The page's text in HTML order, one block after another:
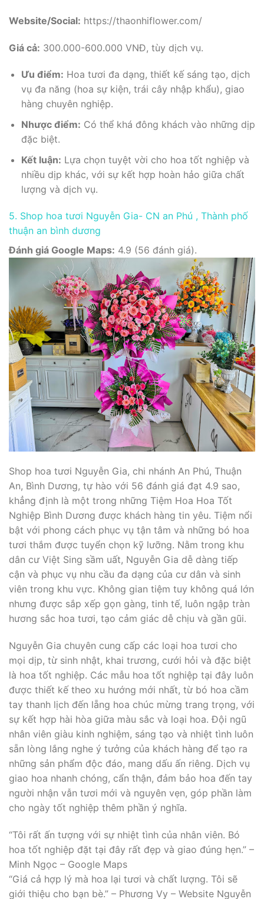
Website/Social: https://thaonhiflower.com/
Giá cả: 300.000-600.000 VNĐ, tùy dịch vụ.
Ưu điểm: Hoa tươi đa dạng, thiết kế sáng tạo, dịch
vụ đa năng (hoa sự kiện, trái cây nhập khẩu), giao
hàng chuyên nghiệp.
Nhược điểm: Có thể khá đông khách vào những dịp
đặc biệt.
Kết luận: Lựa chọn tuyệt vời cho hoa tốt nghiệp và
nhiều dịp khác, với sự kết hợp hoàn hảo giữa chất
lượng và dịch vụ.
5. Shop hoa tươi Nguyễn Gia- CN an Phú , Thành phố
thuận an bình dương
Đánh giá Google Maps: 4.9 (56 đánh giá).
Shop hoa tươi Nguyễn Gia, chi nhánh An Phú, Thuận
An, Bình Dương, tự hào với 56 đánh giá đạt 4.9 sao,
khẳng định là một trong những Tiệm Hoa Hoa Tốt
Nghiệp Bình Dương được khách hàng tin yêu. Tiệm nổi
bật với phong cách phục vụ tận tâm và những bó hoa
tươi thắm được tuyển chọn kỹ lưỡng. Nằm trong khu
dân cư Việt Sing sầm uất, Nguyễn Gia dễ dàng tiếp
cận và phục vụ nhu cầu đa dạng của cư dân và sinh
viên trong khu vực. Không gian tiệm tuy không quá lớn
nhưng được sắp xếp gọn gàng, tinh tế, luôn ngập tràn
hương sắc hoa tươi, tạo cảm giác dễ chịu và gần gũi.
Nguyễn Gia chuyên cung cấp các loại hoa tươi cho
mọi dịp, từ sinh nhật, khai trương, cưới hỏi và đặc biệt
là hoa tốt nghiệp. Các mẫu hoa tốt nghiệp tại đây luôn
được thiết kế theo xu hướng mới nhất, từ bó hoa cầm
tay thanh lịch đến lẵng hoa chúc mừng trang trọng, với
sự kết hợp hài hòa giữa màu sắc và loại hoa. Đội ngũ
nhân viên giàu kinh nghiệm, sáng tạo và nhiệt tình luôn
sẵn lòng lắng nghe ý tưởng của khách hàng để tạo ra
những sản phẩm độc đáo, mang dấu ấn riêng. Dịch vụ
giao hoa nhanh chóng, cẩn thận, đảm bảo hoa đến tay
người nhận vẫn tươi mới và nguyên vẹn, góp phần làm
cho ngày tốt nghiệp thêm phần ý nghĩa.
“Tôi rất ấn tượng với sự nhiệt tình của nhân viên. Bó
hoa tốt nghiệp đặt tại đây rất đẹp và giao đúng hẹn.” –
Minh Ngọc – Google Maps
“Giá cả hợp lý mà hoa lại tươi và chất lượng. Tôi sẽ
giới thiệu cho bạn bè.” – Phương Vy – Website Nguyễn